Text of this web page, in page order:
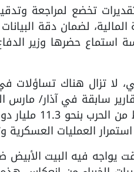
تخضع لمراجعة
لضمان دقة
استماع حضرها وزير
لا تزال هناك
سابقة في آذار/
الأيام
العمليات العسكرية
فيه البيت الأبيض